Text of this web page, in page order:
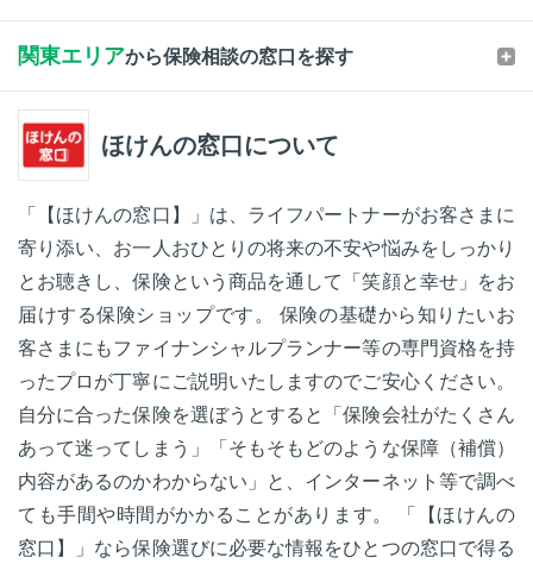
関東エリアから保険相談の窓口を探す
ほけんの窓口について
「【ほけんの窓口】」は、ライフパートナーがお客さまに
寄り添い、お一人おひとりの将来の不安や悩みをしっかり
とお聴きし、保険という商品を通して「笑顔と幸せ」をお
届けする保険ショップです。 保険の基礎から知りたいお
客さまにもファイナンシャルプランナー等の専門資格を持
ったプロが丁寧にご説明いたしますのでご安心ください。
自分に合った保険を選ぼうとすると「保険会社がたくさん
あって迷ってしまう」「そもそもどのような保障（補償）
内容があるのかわからない」と、インターネット等で調べ
ても手間や時間がかかることがあります。 「【ほけんの
窓口】」なら保険選びに必要な情報をひとつの窓口で得る